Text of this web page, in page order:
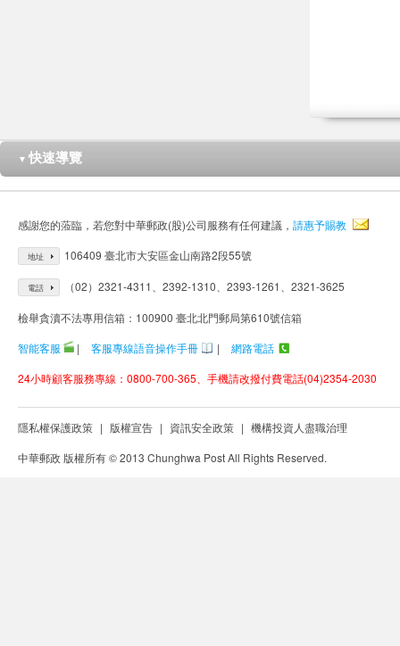
▼ 快速導覽
感謝您的蒞臨，若您對中華郵政(股)公司服務有任何建議， 請惠予賜教
地址 106409 臺北市大安區金山南路2段55號
電話 （02）2321-4311、2392-1310、2393-1261、2321-3625
檢舉貪瀆不法專用信箱：100900 臺北北門郵局第610號信箱
智能客服
| 客服專線語音操作手冊 |
網路電話
24小時顧客服務專線：0800-700-365、手機請改撥付費電話(04)2354-2030
隱私權保護政策 | 版權宣告 | 資訊安全政策 | 機構投資人盡職治理
中華郵政 版權所有 © 2013 Chunghwa Post All Rights Reserved.